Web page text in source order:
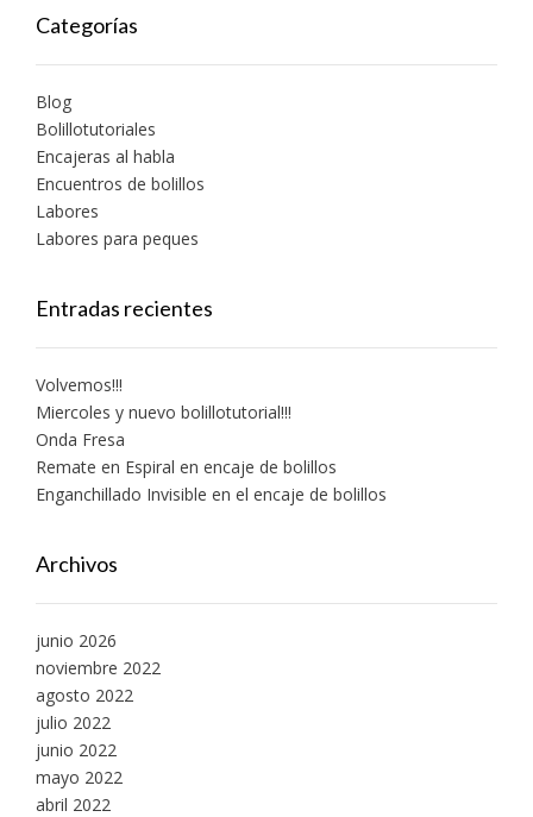
Categorías
Blog
Bolillotutoriales
Encajeras al habla
Encuentros de bolillos
Labores
Labores para peques
Entradas recientes
Volvemos!!!
Miercoles y nuevo bolillotutorial!!!
Onda Fresa
Remate en Espiral en encaje de bolillos
Enganchillado Invisible en el encaje de bolillos
Archivos
junio 2026
noviembre 2022
agosto 2022
julio 2022
junio 2022
mayo 2022
abril 2022